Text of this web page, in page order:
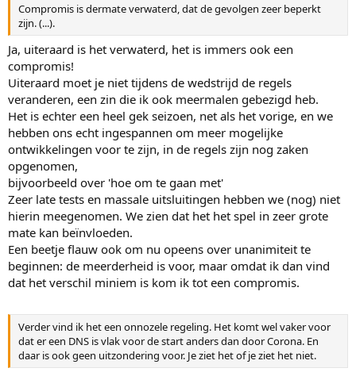
Compromis is dermate verwaterd, dat de gevolgen zeer beperkt
zijn. (...).
Ja, uiteraard is het verwaterd, het is immers ook een
compromis!
Uiteraard moet je niet tijdens de wedstrijd de regels
veranderen, een zin die ik ook meermalen gebezigd heb.
Het is echter een heel gek seizoen, net als het vorige, en we
hebben ons echt ingespannen om meer mogelijke
ontwikkelingen voor te zijn, in de regels zijn nog zaken
opgenomen,
bijvoorbeeld over 'hoe om te gaan met'
Zeer late tests en massale uitsluitingen hebben we (nog) niet
hierin meegenomen. We zien dat het het spel in zeer grote
mate kan beïnvloeden.
Een beetje flauw ook om nu opeens over unanimiteit te
beginnen: de meerderheid is voor, maar omdat ik dan vind
dat het verschil miniem is kom ik tot een compromis.
Verder vind ik het een onnozele regeling. Het komt wel vaker voor
dat er een DNS is vlak voor de start anders dan door Corona. En
daar is ook geen uitzondering voor. Je ziet het of je ziet het niet.